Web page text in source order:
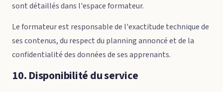
sont détaillés dans l'espace formateur.
Le formateur est responsable de l'exactitude technique de
ses contenus, du respect du planning annoncé et de la
confidentialité des données de ses apprenants.
10. Disponibilité du service